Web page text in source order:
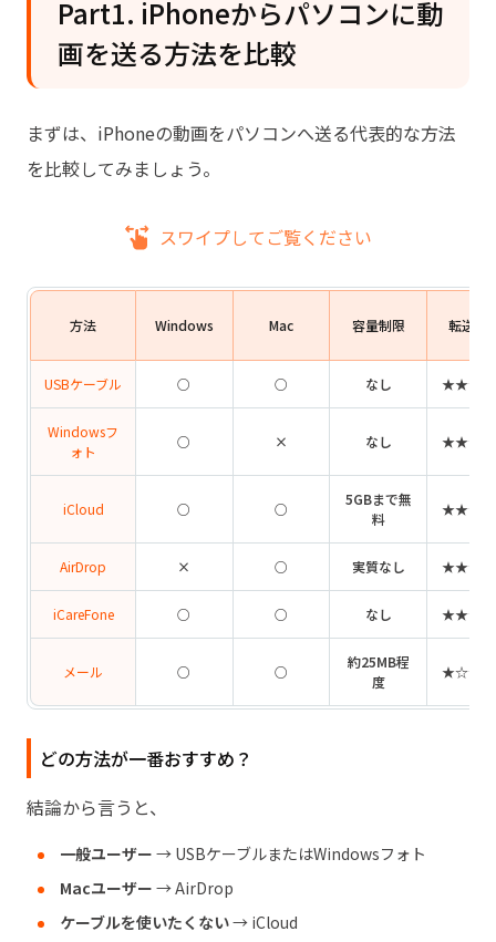
れない原因と対処法
Part5. 4K動画・大容量動画をパソコン
Part6. パソコンに取り込んだ動画はどこ
に保存される？
Part7. iPhone動画転送に関するよくあ
Part1. iPhoneからパソコンに動
画を送る方法を比較
まずは、iPhoneの動画をパソコンへ送る代表的な方法
を比較してみましょう。
スワイプしてご覧ください
方法 Windows Mac 容量制限 転送速
USBケーブル ○ ○ なし
Windowsフ
ォト
○ × なし
iCloud ○ ○
5GBまで無
料
AirDrop × ○ 実質なし
iCareFone ○ ○ なし
メール ○ ○
約25MB程
度
どの方法が一番おすすめ？
結論から言うと、
一般ユーザー → USBケーブルまたはWindowsフォト
Macユーザー → AirDrop
ケーブルを使いたくない→ iCloud